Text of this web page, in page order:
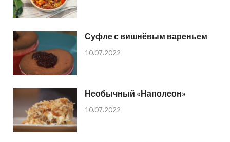
Суфле с вишнёвым вареньем
10.07.2022
Необычный «Наполеон»
10.07.2022